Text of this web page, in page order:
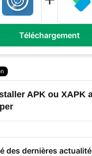
Téléchargement
APK ou XAPK
des dernières